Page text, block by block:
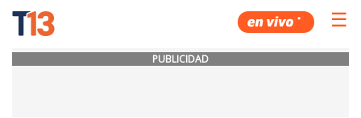
☰
PUBLICIDAD